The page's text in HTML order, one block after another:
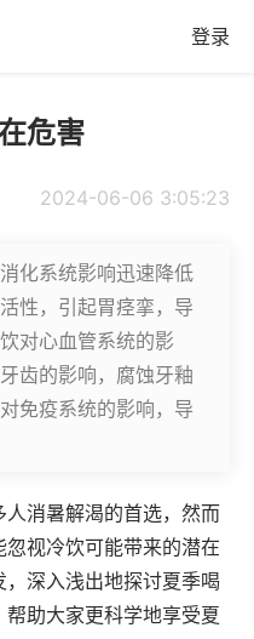
登录
危害
2024-06-06 3:05:23
化系统影响迅速降低
性，引起胃痉挛，导
对心血管系统的影
齿的影响，腐蚀牙釉
免疫系统的影响，导
消暑解渴的首选，然而
视冷饮可能带来的潜在
深入浅出地探讨夏季喝
助大家更科学地享受夏